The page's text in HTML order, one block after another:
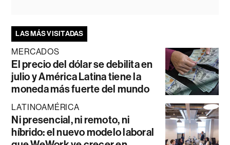
LAS MÁS VISITADAS
MERCADOS
El precio del dólar se debilita en
julio y América Latina tiene la
moneda más fuerte del mundo
LATINOAMÉRICA
Ni presencial, ni remoto, ni
híbrido: el nuevo modelo laboral